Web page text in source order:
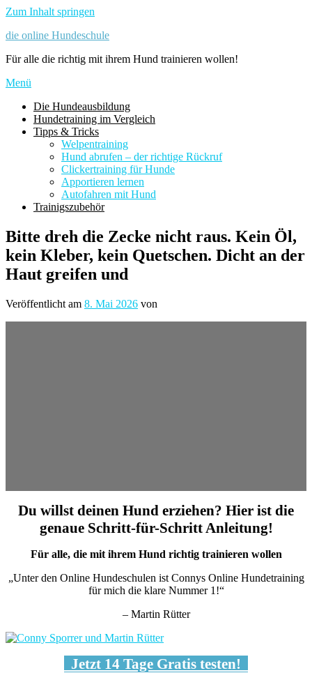
Zum Inhalt springen
die online Hundeschule
Für alle die richtig mit ihrem Hund trainieren wollen!
Menü
Die Hundeausbildung
Hundetraining im Vergleich
Tipps & Tricks
Welpentraining
Hund abrufen – der richtige Rückruf
Clickertraining für Hunde
Apportieren lernen
Autofahren mit Hund
Trainigszubehör
Bitte dreh die Zecke nicht raus. Kein Öl,
kein Kleber, kein Quetschen. Dicht an der
Haut greifen und
Veröffentlicht am 8. Mai 2026 von
Du willst deinen Hund erziehen? Hier ist die
genaue Schritt-für-Schritt Anleitung!
Für alle, die mit ihrem Hund richtig trainieren wollen
„Unter den Online Hundeschulen ist Connys Online Hundetraining
für mich die klare Nummer 1!“
– Martin Rütter
Jetzt 14 Tage Gratis testen!